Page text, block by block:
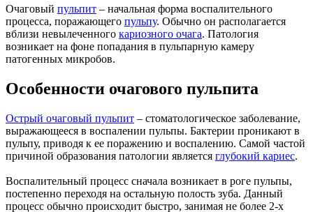
Очаговый пульпит – начальная форма воспалительного
процесса, поражающего пульпу. Обычно он располагается
вблизи невылеченного кариозного очага. Патология
возникает на фоне попадания в пульпарную камеру
патогенных микробов.
Особенности очагового пульпита
Острый очаговый пульпит – стоматологическое заболевание,
выражающееся в воспалении пульпы. Бактерии проникают в
пульпу, приводя к ее поражению и воспалению. Самой частой
причиной образования патологии является глубокий кариес.
Воспалительный процесс сначала возникает в роге пульпы,
постепенно переходя на остальную полость зуба. Данный
процесс обычно происходит быстро, занимая не более 2-х